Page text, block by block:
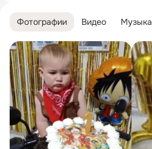
Фотографии Видео Музыка